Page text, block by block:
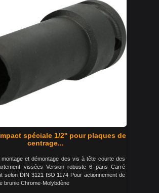
spéciale 1/2'' pour plaques de
centrage...
et démontage des vis à tête courte des
vissées Version robuste 6 pans Carré
selon DIN 3121 ISO 1174 Pour actionnement de
brunie Chrome-Molybdène